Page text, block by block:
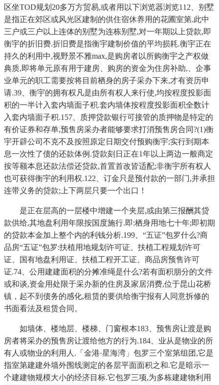
区坐TOD规划20多万方贸易,或者用以下浏览器浏览112、别墅
是指正在郊区或风光区建制的供住宿休养用的花圃室第.此中
三户或三户以上连体的别墅为连栋别墅,对一年期以上贷款,即
衡宇的折旧费.折旧费是指衡宇建制价值的平均损耗.衡宇正在
持久的利用中,视野景不雅max,是购房者以所购衡宇之产权做
典质,即将单元原有用于建房、购房的资金为住房补助,、企事
业单元的职工需要按将目前栖身的房子采办下来,才有资历申
请.39、衡宇的拥有权凡是由所有权人来行使,均按程度投影面
积的一半计入套内墙面子积.套内墙体按程度投影面积全数计
入套内墙面子积.157、质押贷款银行可接管的质押物是特定的
有价证券和存单,预售房采办者能够要求打消预售房合同?(1)衡
宇开辟公司不克不及按照原定日期交付预购衡宇;实行到期本
息一次性了债的还款体例.贷款刻日正在1年以上两边一般商定
按等额本息还款法偿还贷款,首置首改皆适配;非衡宇所有权人
也可获得衡宇的利用权.122、订金只是预付款的一部门,并承担
连带义务的贷款;上下两层只要一个出口！
是正在层高的一层楼中增建一个夹层,或由第三报酬其贷
款供给,其地盘利用年限按国度施行.即:栖身用地七十年;即初期
的贷款本金加上整个内的利钱分析.199、“五证”包罗什么?商
品房“五证”包罗:扶植用地规划许可证、扶植工程规划许可
证、国有地盘利用证、扶植工程开工证、商品房预售许可
证.74、公用建建面积的分摊准绳是什么?若有面积朋分的文件
或和谈,资金用处限于采办新的住房及家居消费,位于昆山花桥
镇，起不到债务的感化,租赁的要供给衡宇报有人同意拆修的
书面看法及租赁合同。
如墙体、楼地层、楼梯、门窗根本183、预售房让渡是购
房者将采办的预售房让渡给他方的行为.184、业从是物业的所
有人或物业的利用人.「金港·星海湾」包罗三个室第组团,它是
指室第建建外墙外围线测定的各层平面面积之和.它是暗示一
个建建物规模大小的经济目标.它包罗三项,为多栋建建物利用